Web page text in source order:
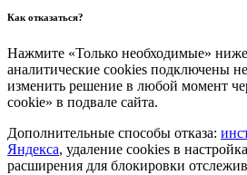
Как отказаться?
Нажмите «Только необходимые»
аналитические cookies подключены
изменить решение в любой момент
cookie» в подвале сайта.
Дополнительные способы отказа:
Яндекса, удаление cookies в
расширения для блокировки